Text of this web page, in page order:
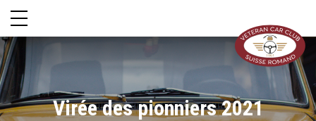
Virée des pionniers 2021